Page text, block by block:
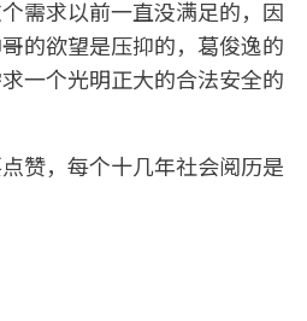
需求以前一直没满足的，因
的欲望是压抑的，葛俊逸的
一个光明正大的合法安全的
赞，每个十几年社会阅历是